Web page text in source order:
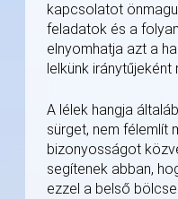
kapcsolatot
feladatok és a
elnyomhatja azt a
lelkünk iránytűjeként
A lélek hangja
sürget, nem félemlít
bizonyosságot
segítenek abban,
ezzel a belső